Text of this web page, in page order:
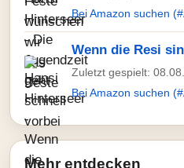
Bei Amazon suchen
Wenn die Resi
Zuletzt gespielt:
Bei Amazon suchen
Mehr entdecken